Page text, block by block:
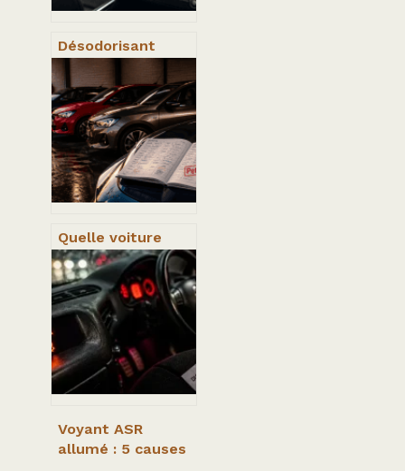
Désodorisant
voiture : 60 jours
de fraîcheur et 3
erreurs de
placement à
éviter
Quelle voiture
choisir quand on
roule peu :
motorisations et
pièges à éviter
Voyant ASR
allumé : 5 causes